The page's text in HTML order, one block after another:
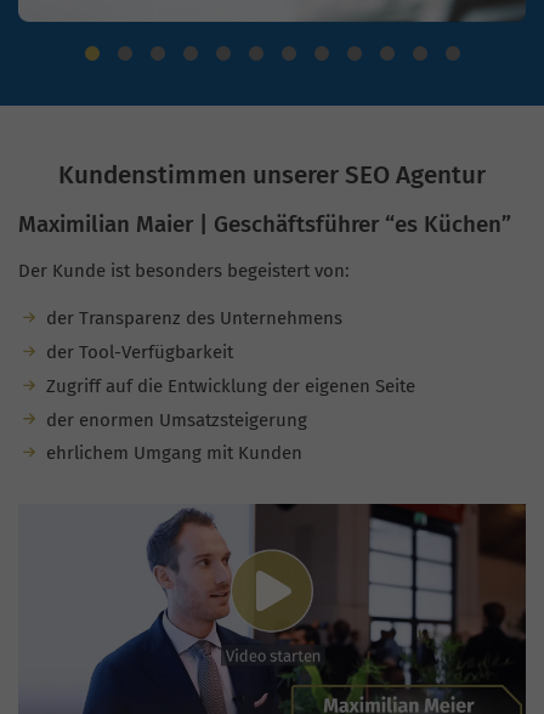
Kundenstimmen unserer SEO Agentur
Maximilian Maier | Geschäftsführer “es Küchen”
Der Kunde ist besonders begeistert von:
der Transparenz des Unternehmens
der Tool-Verfügbarkeit
Zugriff auf die Entwicklung der eigenen Seite
der enormen Umsatzsteigerung
ehrlichem Umgang mit Kunden